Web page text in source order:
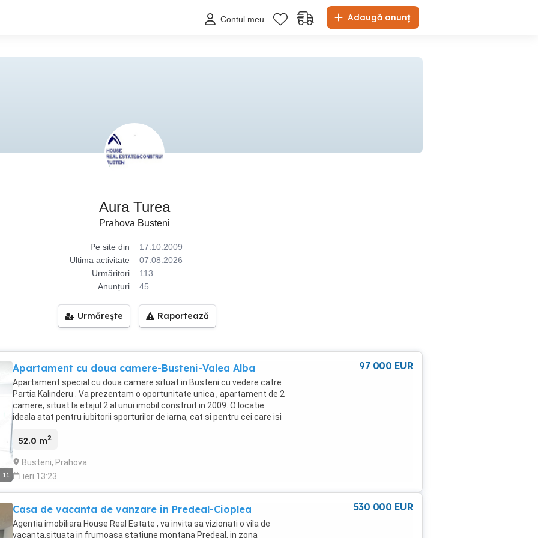
Adaugă anunț
Contul meu
Aura Turea
Prahova Busteni
Pe site din
17.10.2009
Ultima activitate
07.08.2026
Urmăritori
113
Anunțuri
45
Urmărește Raportează
11
Apartament cu doua camere-Busteni-Valea Alba
Apartament special cu doua camere situat in Busteni cu vedere catre
Partia Kalinderu . Va prezentam o oportunitate unica , apartament de 2
camere, situat la etajul 2 al unui imobil construit in 2009. O locatie
ideala atat pentru iubitorii sporturilor de iarna, cat si pentru cei care isi
de 55 mp, acest apartament impresioneaza prin compartimentare si
space,spatiu deschis pentru un dormitor confortabil ,un grup sanitar
complet mobilat si utilat si balcon de 4,5 mp inchis cu geam termopan,
catre Partia Kalinderu si Crucea Eroilor de pe Caraiman este pur si
simplu de neegalat. O investitie inteligenta si sigura !Ideal pentru
rezidenta,un refugiu spectaculos la munte sau cautati o proprietate
52.0 m2
Busteni, Prahova
ieri 13:23
97 000 EUR
Casa de vacanta de vanzare in Predeal-Cioplea
Agentia imobiliara House Real Estate , va invita sa vizionati o vila de
vacanta,situata in frumoasa statiune montana Predeal, in zona
530 000 EUR